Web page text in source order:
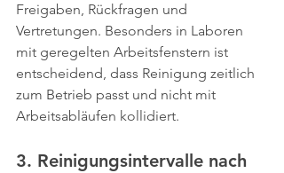
Freigaben, Rückfragen und
Vertretungen. Besonders in Laboren
mit geregelten Arbeitsfenstern ist
entscheidend, dass Reinigung zeitlich
zum Betrieb passt und nicht mit
Arbeitsabläufen kollidiert.
3. Reinigungsintervalle nach